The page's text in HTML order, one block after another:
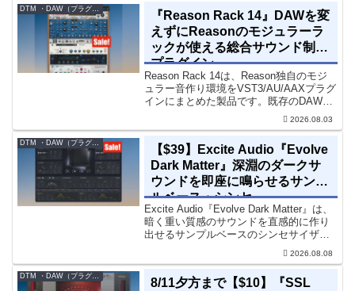
DTM ・DAW（プラグイン、シンセなど）のセール情報
『Reason Rack 14』DAWを変
えずにReasonのモジュラーラ
ックが使える総合サウンド制作
プラグイン
Reason Rack 14は、Reason独自のモジ
ュラー音作り環境をVST3/AU/AAXプラグ
インにまとめた製品です。既存のDAWを
乗り換えることなく、68種類のシンセや
2026.08.03
【$39】Excite Audio『Evolve
Dark Matter』深淵のダークサ
ウンドを即座に鳴らせるサンプ
ルベース・シンセ
Excite Audio『Evolve Dark Matter』は、
暗く重い質感のサウンドを直感的に作り
出せるサンプルベースのシンセサイザー
です。ダークD&Bやアトモスフェリッ
ク・テクノ、シネマティック作品に適し
た暗色系ハイブリッド音源です...
2026.08.08
DTM ・DAW（プラグイン、シンセなど）のセール情報
8/11夕方まで【$10】『SSL